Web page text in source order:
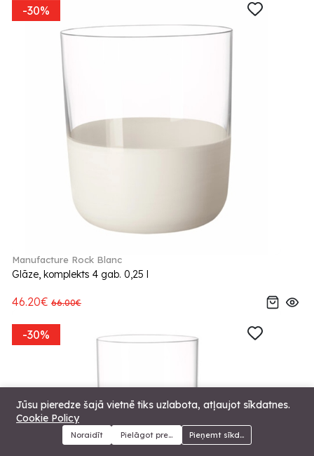
Menu Kategorijas Meklēt Grozs
-30%
Manufacture Rock Blanc
Glāze, komplekts 4 gab. 0,25 l
46.20€ 66.00€
-30%
Jūsu pieredze šajā vietnē tiks uzlabota, atļaujot sīkdatnes.
Cookie Policy
Noraidīt Pielāgot preferencesPieņemt sīkdatnes